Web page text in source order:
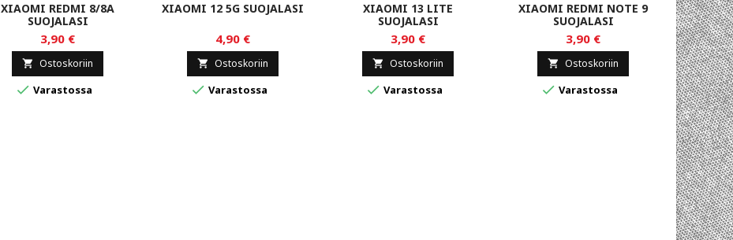
XIAOMI REDMI 8/8A
SUOJALASI
3,90 €
 Ostoskoriin
 Varastossa
XIAOMI 12 5G SUOJALASI
4,90 €
 Ostoskoriin
 Varastossa
XIAOMI 13 LITE
SUOJALASI
3,90 €
 Ostoskoriin
 Varastossa
XIAOMI REDMI NOTE 9
SUOJALASI
3,90 €
 Ostoskoriin
 Varastossa
XIAOMI
